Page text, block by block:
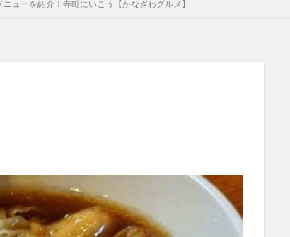
ューを紹介！寺町にいこう【かなざわグルメ】